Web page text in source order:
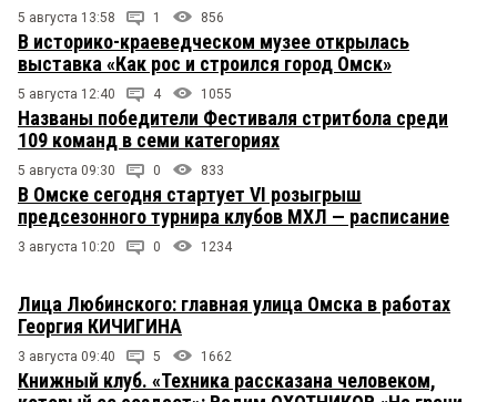
5 августа 13:58 1 856
В историко-краеведческом музее открылась
выставка «Как рос и строился город Омск»
5 августа 12:40 4 1055
Названы победители Фестиваля стритбола среди
109 команд в семи категориях
5 августа 09:30 0 833
В Омске сегодня стартует VI розыгрыш
предсезонного турнира клубов МХЛ — расписание
3 августа 10:20 0 1234
Лица Любинского: главная улица Омска в работах
Георгия КИЧИГИНА
3 августа 09:40 5 1662
Книжный клуб. «Техника рассказана человеком,